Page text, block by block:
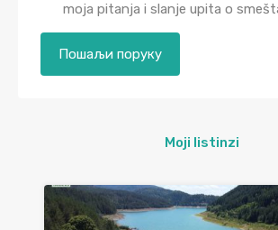
moja pitanja i slanje upita o
Moji listinzi